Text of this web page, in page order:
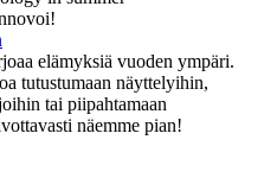
elämyksiä vuoden ympäri.
tutustumaan näyttelyihin,
tai piipahtamaan
näemme pian!